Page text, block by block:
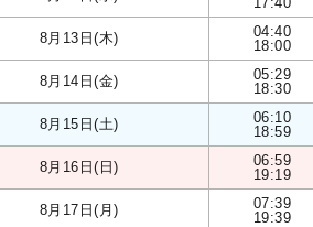
8月13日(木)
04:40
18:00
8月14日(金)
05:29
18:30
8月15日(土)
06:10
18:59
8月16日(日)
06:59
19:19
8月17日(月)
07:39
19:39